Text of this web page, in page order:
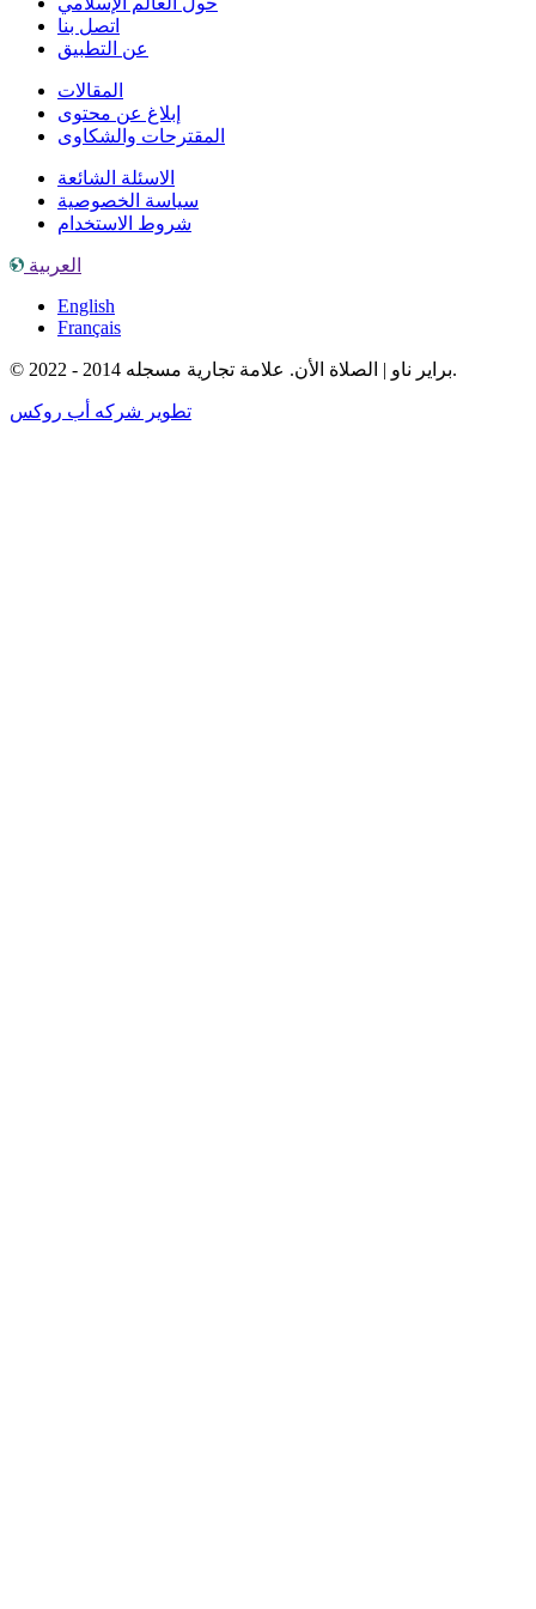
اتصل بنا
عن التطبيق
المقالات
إبلاغ عن محتوى
المقترحات والشكاوى
الاسئلة الشائعة
سياسة الخصوصية
شروط الاستخدام
العربية
English
Français
© براير ناو | الصلاة الأن. علامة تجارية مسجله 2014 - 2022.
تطوير شركه أب روكس